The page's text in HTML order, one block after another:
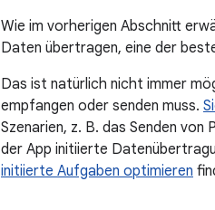
Wie im vorherigen Abschnitt
Daten übertragen, eine der
Das ist natürlich nicht immer
empfangen oder senden muss.
Szenarien, z. B. das Senden
der App initiierte
initiierte Aufgaben optimieren